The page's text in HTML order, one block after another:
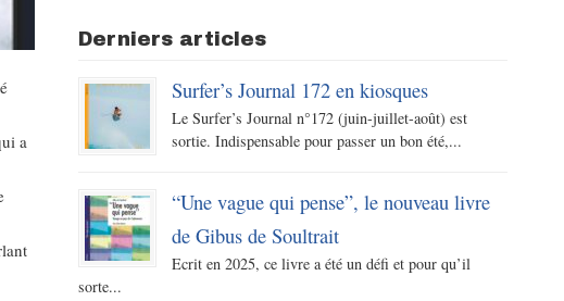
a
Derniers articles
Surfer’s Journal 172 en kiosques
Le Surfer’s Journal n°172 (juin-juillet-août) est
sortie. Indispensable pour passer un bon été,...
“Une vague qui pense”, le nouveau livre
de Gibus de Soultrait
Ecrit en 2025, ce livre a été un défi et pour qu’il
sorte...